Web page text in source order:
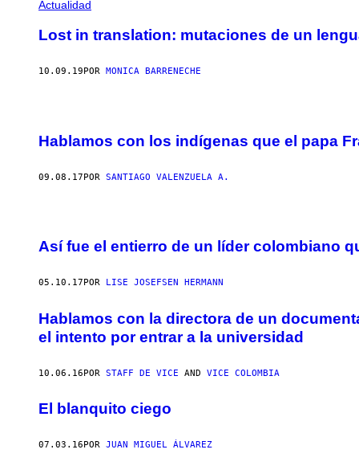
Actualidad
Lost in translation: mutaciones de un
10.09.19 POR MONICA BARRENECHE
Hablamos con los indígenas que el papa
09.08.17POR SANTIAGO VALENZUELA A.
Así fue el entierro de un líder colombiano
05.10.17 POR LISE JOSEFSEN HERMANN
Hablamos con la directora de un
el intento por entrar a la universidad
10.06.16POR STAFF DE VICE AND VICE COLOMBIA
El blanquito ciego
07.03.16 POR JUAN MIGUEL ÁLVAREZ